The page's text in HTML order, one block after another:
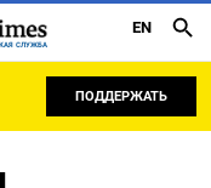
СЛУЖБА
EN
ПОДДЕРЖАТЬ